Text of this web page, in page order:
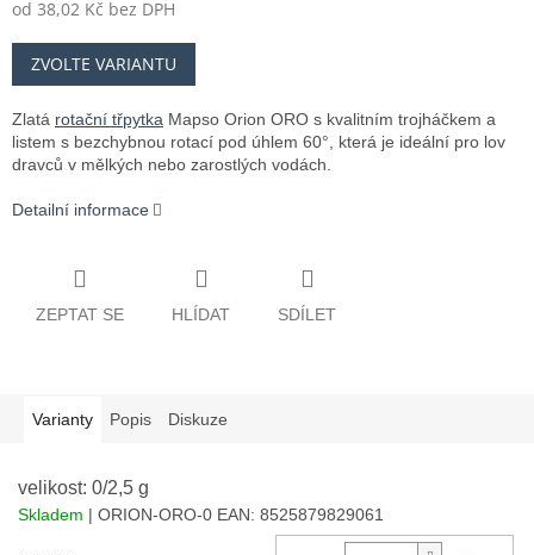
od 38,02 Kč bez DPH
Měrná
cena:
ZVOLTE VARIANTU
Zlatá rotační třpytka Mapso Orion ORO s kvalitním trojháčkem a
listem s bezchybnou rotací pod úhlem 60°, která je ideální pro lov
dravců v mělkých nebo zarostlých vodách.
Detailní informace
ZEPTAT SE HLÍDAT SDÍLET
Varianty Popis Diskuze
velikost: 0/2,5 g
Skladem | ORION-ORO-0 EAN: 8525879829061